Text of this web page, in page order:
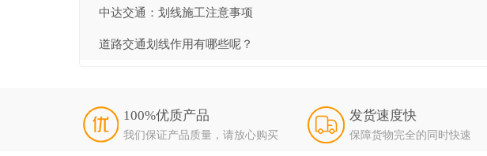
中达交通：划线施工注意事项
道路交通划线作用有哪些呢？
100%优质产品
我们保证产品质量，请放心购买
发货速度快
保障货物完全的同时快速